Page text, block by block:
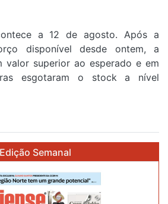
a 12 de agosto. Após a
disponível desde ontem, a
valor superior ao esperado e em
esgotaram o stock a nível
Edição Semanal